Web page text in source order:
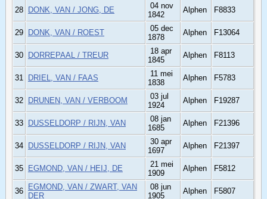
28 DONK, VAN / JONG, DE
04 nov
1842
Alphen F8833
29 DONK, VAN / ROEST
05 dec
1878
Alphen F13064
30 DORREPAAL / TREUR
18 apr
1845
Alphen F8113
31 DRIEL, VAN / FAAS
11 mei
1838
Alphen F5783
32 DRUNEN, VAN / VERBOOM
03 jul
1924
Alphen F19287
33 DUSSELDORP / RIJN, VAN
08 jan
1685
Alphen F21396
34 DUSSELDORP / RIJN, VAN
30 apr
1697
Alphen F21397
35 EGMOND, VAN / HEIJ, DE
21 mei
1909
Alphen F5812
36
EGMOND, VAN / ZWART, VAN
DER
08 jun
1905
Alphen F5807